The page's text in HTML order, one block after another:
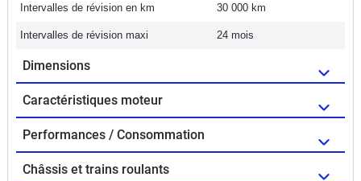
Intervalles de révision en km
30 000 km
Intervalles de révision maxi 24 mois
Dimensions
Caractéristiques moteur
Performances / Consommation
Châssis et trains roulants